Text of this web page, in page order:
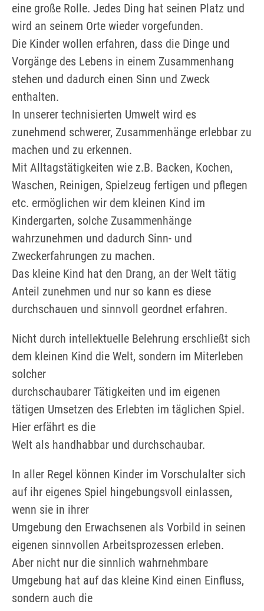
eine große Rolle. Jedes Ding hat seinen Platz und
wird an seinem Orte wieder vorgefunden.
Die Kinder wollen erfahren, dass die Dinge und
Vorgänge des Lebens in einem Zusammenhang
stehen und dadurch einen Sinn und Zweck
enthalten.
In unserer technisierten Umwelt wird es
zunehmend schwerer, Zusammenhänge erlebbar zu
machen und zu erkennen.
Mit Alltagstätigkeiten wie z.B. Backen, Kochen,
Waschen, Reinigen, Spielzeug fertigen und pflegen
etc. ermöglichen wir dem kleinen Kind im
Kindergarten, solche Zusammenhänge
wahrzunehmen und dadurch Sinn- und
Zweckerfahrungen zu machen.
Das kleine Kind hat den Drang, an der Welt tätig
Anteil zunehmen und nur so kann es diese
durchschauen und sinnvoll geordnet erfahren.
Nicht durch intellektuelle Belehrung erschließt sich
dem kleinen Kind die Welt, sondern im Miterleben
solcher
durchschaubarer Tätigkeiten und im eigenen
tätigen Umsetzen des Erlebten im täglichen Spiel.
Hier erfährt es die
Welt als handhabbar und durchschaubar.
In aller Regel können Kinder im Vorschulalter sich
auf ihr eigenes Spiel hingebungsvoll einlassen,
wenn sie in ihrer
Umgebung den Erwachsenen als Vorbild in seinen
eigenen sinnvollen Arbeitsprozessen erleben.
Aber nicht nur die sinnlich wahrnehmbare
Umgebung hat auf das kleine Kind einen Einfluss,
sondern auch die